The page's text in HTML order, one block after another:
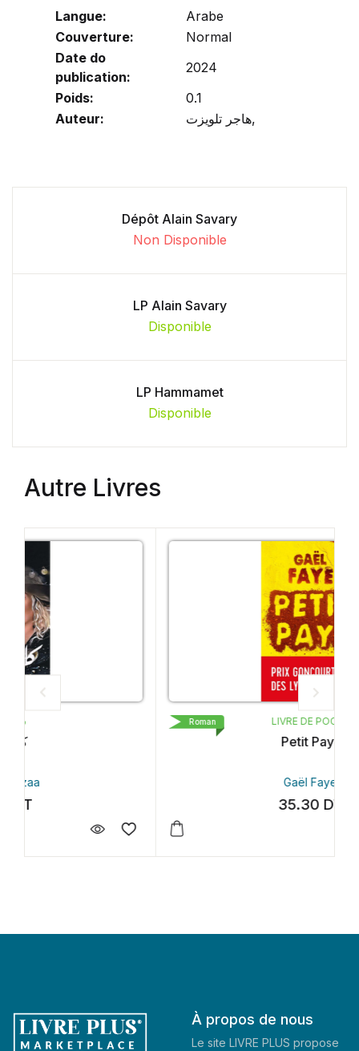
Langue:
Arabe
Couverture:
Normal
Date do
publication:
2024
Poids:
0.1
Auteur:
هاجر تلويزت,
Dépôt Alain Savary
Non Disponible
LP Alain Savary
Disponible
LP Hammamet
Disponible
Autre Livres
LIVRE DE POCHE
À propos de nous
Le site LIVRE PLUS propose